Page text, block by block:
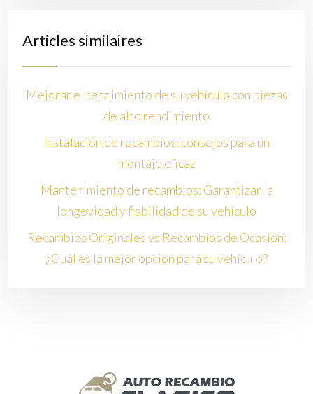
Articles similaires
Mejorar el rendimiento de su vehículo con piezas
de alto rendimiento
Instalación de recambios: consejos para un
montaje eficaz
Mantenimiento de recambios: Garantizar la
longevidad y fiabilidad de su vehículo
Recambios Originales vs Recambios de Ocasión:
¿Cuál es la mejor opción para su vehículo?